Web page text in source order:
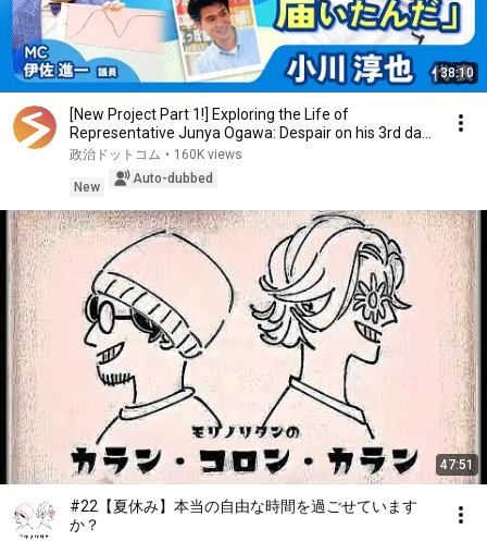
38:10
[New Project Part 1!] Exploring the Life of
Representative Junya Ogawa: Despair on his 3rd day
as...
政治ドットコム • 160K views
New
Auto-dubbed
47:51
#22【夏休み】本当の自由な時間を過ごせています
か？